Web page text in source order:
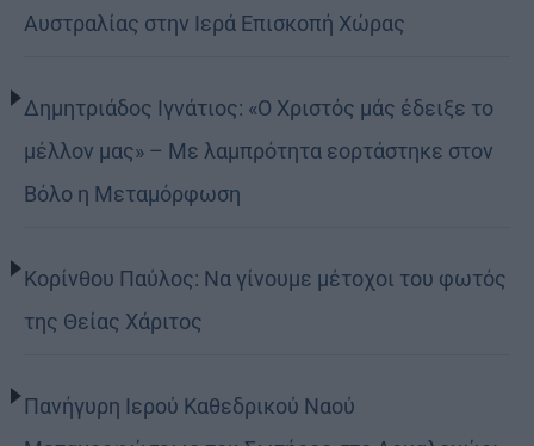
Αυστραλίας στην Ιερά Επισκοπή Χώρας
Δημητριάδος Ιγνάτιος: «Ο Χριστός μάς έδειξε το
μέλλον μας» – Με λαμπρότητα εορτάστηκε στον
Βόλο η Μεταμόρφωση
Κορίνθου Παύλος: Να γίνουμε μέτοχοι του φωτός
της Θείας Χάριτος
Πανήγυρη Ιερού Καθεδρικού Ναού